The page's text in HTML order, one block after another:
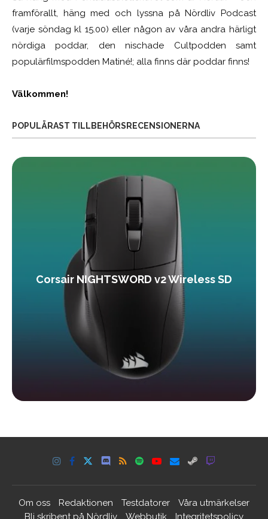
framförallt, häng med och lyssna på Nördliv Podcast
(varje söndag kl 15.00) eller någon av våra andra härligt
nördiga poddar, den nischade Cultpodden samt
populärfilmspodden Matiné!; alla finns där poddar finns!
Välkommen!
POPULÄRAST TILLBEHÖRSRECENSIONERNA
Corsair NIGHTSWORD v2 Wireless SD
Om oss Redaktionen Testdatorer
Våra utmärkelser
Bli skribent på Nördliv
Webbutik Integritetspolicy